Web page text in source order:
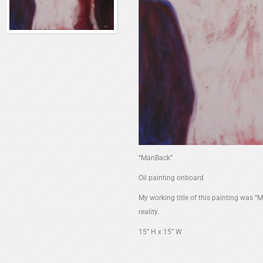
“ManBack”
Oil painting onboard
My working title of this painting was
reality.
15” H x 15” W